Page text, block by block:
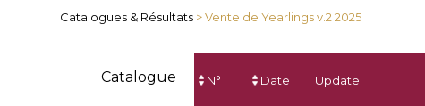
Catalogues & Résultats > Vente de Yearlings v.2 2025
Catalogue N° Date Update